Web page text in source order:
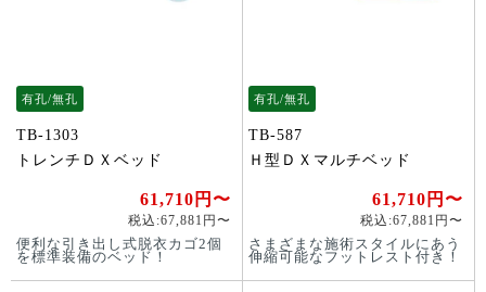
有孔/無孔
TB-1303
トレンチＤＸベッド
61,710円〜
税込:67,881円〜
便利な引き出し式脱衣カゴ2個
を標準装備のベッド！
有孔/無孔
TB-587
Ｈ型ＤＸマルチベッド
61,710円〜
税込:67,881円〜
さまざまな施術スタイルにあう
伸縮可能なフットレスト付き！